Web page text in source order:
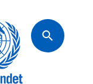
search